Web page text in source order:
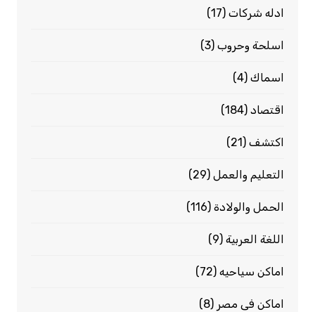
ادله شركات(17)
اسلحة وحروب(3)
اسماك(4)
اقتصاد(184)
اكتشف(21)
التعليم والعمل(29)
الحمل والولادة(116)
اللغة العربية(9)
اماكن سياحيه(72)
اماكن فى مصر (8)